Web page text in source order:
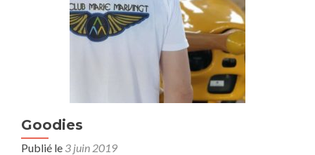
Goodies
Publié le 3 juin 2019